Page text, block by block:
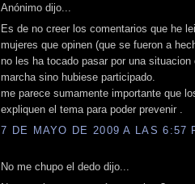
Anónimo dijo...
Es de no creer los comentarios que he
mujeres que opinen (que se fueron a
no les ha tocado pasar por una
marcha sino hubiese participado.
me parece sumamente importante que
expliquen el tema para poder prevenir .
7 DE MAYO DE 2009 A LAS 6:57
No me chupo el dedo dijo...